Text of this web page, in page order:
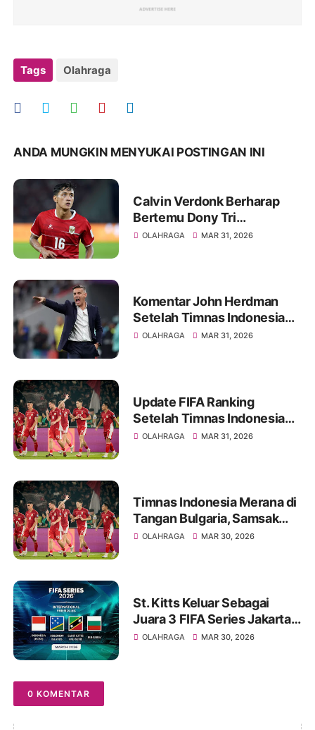
Tags Olahraga
ANDA MUNGKIN MENYUKAI POSTINGAN INI
Calvin Verdonk Berharap
Bertemu Dony Tri
Pamungkas di Eropa
OLAHRAGA MAR 31, 2026
Komentar John Herdman
Setelah Timnas Indonesia
Kalah Tipis dari Bulgaria
OLAHRAGA MAR 31, 2026
Update FIFA Ranking
Setelah Timnas Indonesia
Kalah Dari Bulgaria
OLAHRAGA MAR 31, 2026
Timnas Indonesia Merana di
Tangan Bulgaria, Samsak
Tinju Eropa Menang Tipis
OLAHRAGA MAR 30, 2026
St. Kitts Keluar Sebagai
Juara 3 FIFA Series Jakarta
2026
OLAHRAGA MAR 30, 2026
0 KOMENTAR